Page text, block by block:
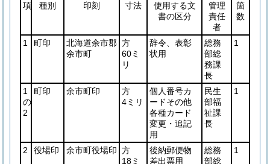
項
種別 印刻 寸法
使用する文
書の区分
管理
責任
者
箇
数
1 町印
北海道余市郡
余市町
方
60ミ
リ
辞令、表彰
状用
総務
部総
務課
長
1
1
の
2
町印 余市町印
方
4ミリ
個人番号カ
ードその他
各種カード
変更・追記
用
民生
部福
祉課
長
1
2 役場印 余市町役場印 方
18ミ
後納郵便物
差出票用
総務
部総
1